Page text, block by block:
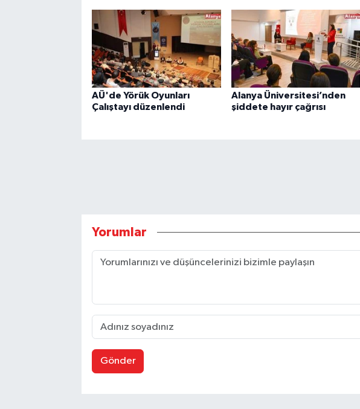
AÜ'de Yörük Oyunları
Çalıştayı düzenlendi
Alanya Üniversitesi’nden
şiddete hayır çağrısı
Yorumlar
Gönder